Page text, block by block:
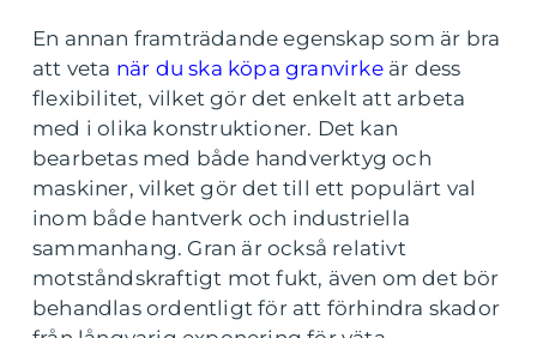
En annan framträdande egenskap som är bra
att veta när du ska köpa granvirkeär dess
flexibilitet, vilket gör det enkelt att arbeta
med i olika konstruktioner. Det kan
bearbetas med både handverktyg och
maskiner, vilket gör det till ett populärt val
inom både hantverk och industriella
sammanhang. Gran är också relativt
motståndskraftigt mot fukt, även om det bör
behandlas ordentligt för att förhindra skador